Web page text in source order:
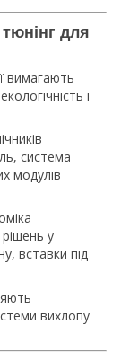
для
вимагають
і
система
модулів
у
вставки під
вихлопу